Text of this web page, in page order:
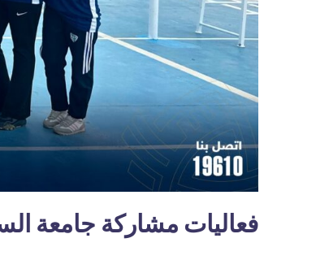
فعاليات مشاركة جامعة